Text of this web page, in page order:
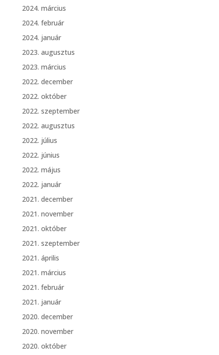
2024. március
2024. február
2024. január
2023. augusztus
2023. március
2022. december
2022. október
2022. szeptember
2022. augusztus
2022. július
2022. június
2022. május
2022. január
2021. december
2021. november
2021. október
2021. szeptember
2021. április
2021. március
2021. február
2021. január
2020. december
2020. november
2020. október